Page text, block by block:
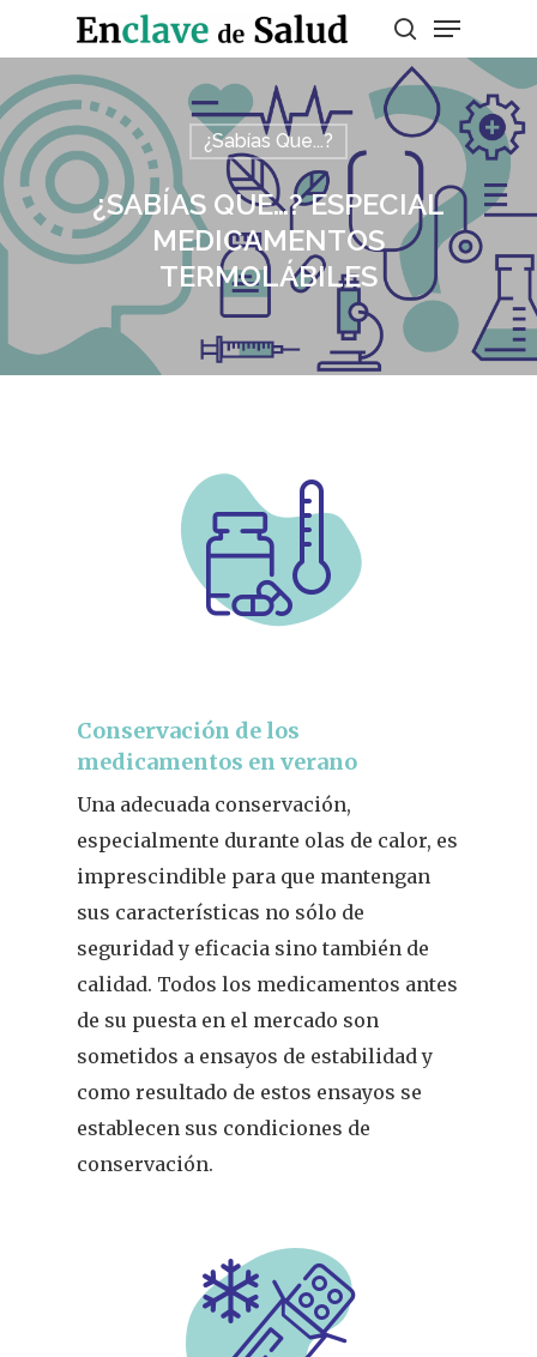
Presiona enter para buscar o ESC para
salir
¿Sabías Que...?
¿SABÍAS QUE…? ESPECIAL
MEDICAMENTOS
TERMOLÁBILES
Conservación de los
medicamentos en verano
Una adecuada conservación,
especialmente durante olas de calor, es
imprescindible para que mantengan
sus características no sólo de
seguridad y eficacia sino también de
calidad. Todos los medicamentos antes
de su puesta en el mercado son
sometidos a ensayos de estabilidad y
como resultado de estos ensayos se
establecen sus condiciones de
conservación.